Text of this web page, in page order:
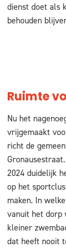
dienst doet als
behouden
Ruimte
Nu het
vrijgemaakt
richt de
2024 duidelijk
op het
maken. In
vanuit het dorp
kleiner
dat heeft nooit